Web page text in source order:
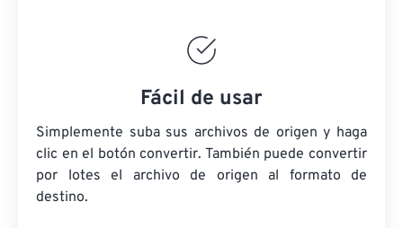
Fácil de usar
Simplemente suba sus archivos de origen y haga
clic en el botón convertir. También puede convertir
por lotes el archivo de origen al formato de
destino.